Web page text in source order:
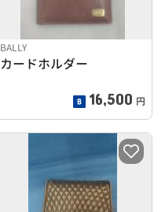
BALLY
カードホルダー
16,500 円